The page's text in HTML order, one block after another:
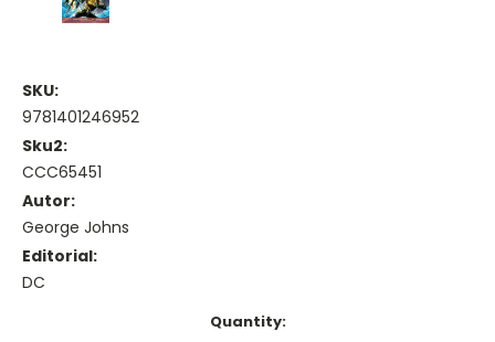
SKU:
9781401246952
Sku2:
CCC65451
Autor:
George Johns
Editorial:
DC
Quantity: